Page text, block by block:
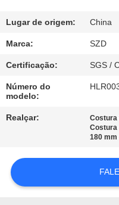
CONTROLE
DE
QUALIDADE
CONTACTE-
NOS
NOTÍCIAS
Lugar de origem: China
Marca: SZD
Certificação: SGS /
Número do
modelo:
Realçar: Costura
Costura
180